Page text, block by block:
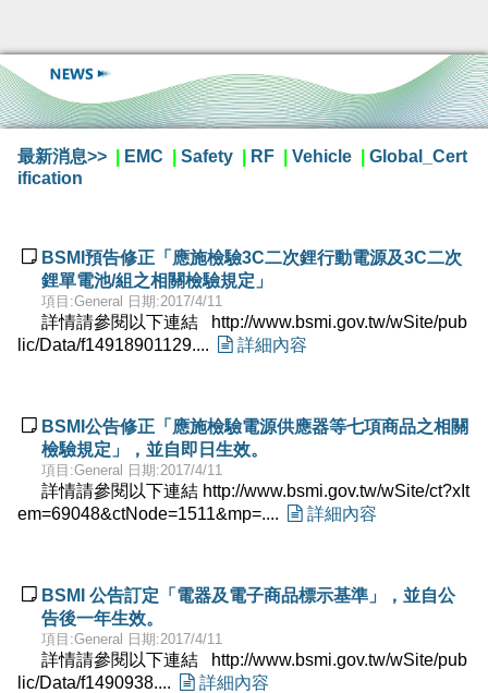
最新消息>> EMC Safety RF Vehicle
Global_Cert
ification
 BSMI預告修正「應施檢驗3C二次鋰行動電源及3C二次
鋰單電池/組之相關檢驗規定」
項目:General 日期:2017/4/11
詳情請參閱以下連結 http://www.bsmi.gov.tw/wSite/pub
lic/Data/f14918901129....
 詳細內容
 BSMI公告修正「應施檢驗電源供應器等七項商品之相關
檢驗規定」，並自即日生效。
項目:General 日期:2017/4/11
詳情請參閱以下連結 http://www.bsmi.gov.tw/wSite/ct?xIt
em=69048&ctNode=1511&mp=....
 詳細內容
 BSMI 公告訂定「電器及電子商品標示基準」，並自公
告後一年生效。
項目:General 日期:2017/4/11
詳情請參閱以下連結 http://www.bsmi.gov.tw/wSite/pub
lic/Data/f1490938....
 詳細內容